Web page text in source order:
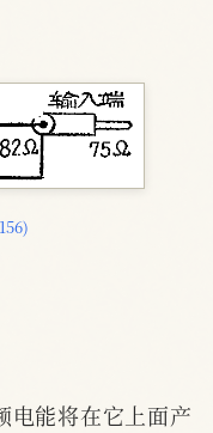
电能将在它上面产